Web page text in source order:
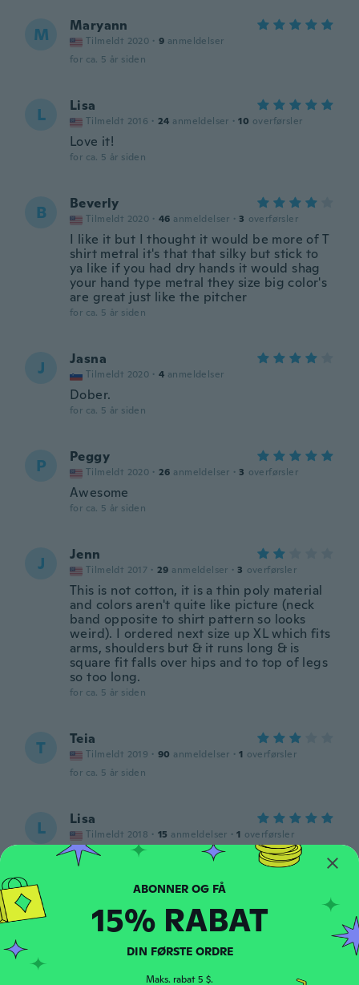
M Maryann
Tilmeldt 2020 · 9 anmeldelser
for ca. 5 år siden
L Lisa
Tilmeldt 2016 · 24 anmeldelser · 10 overførsler
Love it!
for ca. 5 år siden
B Beverly
Tilmeldt 2020 · 46 anmeldelser · 3 overførsler
I like it but I thought it would be more of T
shirt metral it's that that silky but stick to
ya like if you had dry hands it would shag
your hand type metral they size big color's
are great just like the pitcher
for ca. 5 år siden
J Jasna
Tilmeldt 2020 · 4 anmeldelser
Dober.
for ca. 5 år siden
P Peggy
Tilmeldt 2020 · 26 anmeldelser · 3 overførsler
Awesome
for ca. 5 år siden
J Jenn
Tilmeldt 2017 · 29 anmeldelser · 3 overførsler
This is not cotton, it is a thin poly material
and colors aren't quite like picture (neck
band opposite to shirt pattern so looks
weird). I ordered next size up XL which fits
arms, shoulders but & it runs long & is
square fit falls over hips and to top of legs
so too long.
for ca. 5 år siden
T Teia
Tilmeldt 2019 · 90 anmeldelser · 1 overførsler
for ca. 5 år siden
L Lisa
Tilmeldt 2018 · 15 anmeldelser · 1 overførsler
for ca. 5 år siden
A Tilmeldt 2018
anmeldelser
for ca. 5 år siden
15% RABAT
DIN FØRSTE ORDRE
Maks. rabat 5 $.